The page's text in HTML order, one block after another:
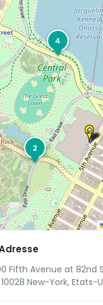
2
4
Fifth Avenue at 82nd
10028 New-York, Etats-